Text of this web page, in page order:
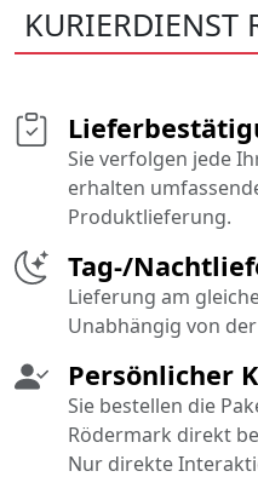
KURIERDIENST
Tag-/
Lieferung am
Unabhängig von
Persönlicher
Sie bestellen die
Rödermark direkt
Nur direkte
Sie verfolgen jede
erhalten
Produktlieferung.